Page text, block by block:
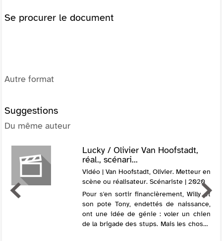
Se procurer le document
Autre format
Suggestions
Du même auteur
Lucky / Olivier Van Hoofstadt,
réal., scénari...
Vidéo | Van Hoofstadt, Olivier. Metteur en
scène ou réalisateur. Scénariste | 2020
Pour s'en sortir financièrement, Willy et
son pote Tony, endettés de naissance,
ont une idée de génie : voler un chien
de la brigade des stups. Mais les choses